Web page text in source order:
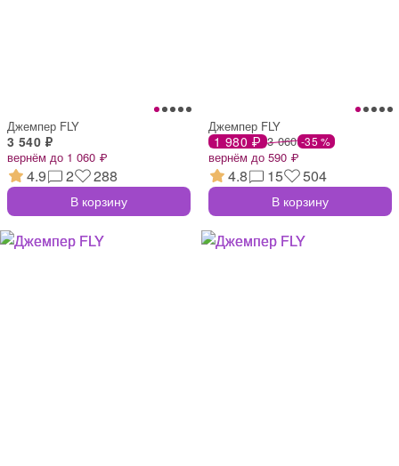
Джемпер FLY
3 540 ₽
вернём до 1 060 ₽
4.9 2 288
В корзину
Джемпер FLY
1 980 ₽ 3 060 -35 %
вернём до 590 ₽
4.8 15 504
В корзину